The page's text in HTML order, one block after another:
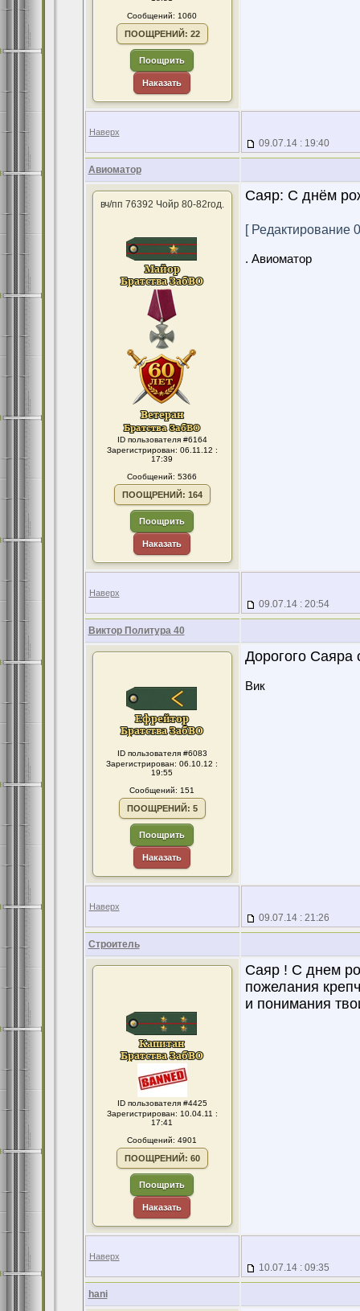
Сообщений: 1060
ПООЩРЕНИЙ: 22
Поощрить
Наказать
Наверх
09.07.14 : 19:40
Авиоматор
вч/пп 76392 Чойр 80-82год.
ID пользователя #6164
Зарегистрирован: 06.11.12 :
17:39
Сообщений: 5366
ПООЩРЕНИЙ: 164
Поощрить
Наказать
Саяр: С днём
[ Редактирование
. Авиоматор
Наверх
09.07.14 : 20:54
Виктор Политура 40
ID пользователя #6083
Зарегистрирован: 06.10.12 :
19:55
Сообщений: 151
ПООЩРЕНИЙ: 5
Поощрить
Наказать
Дорогого
Вик
Наверх
09.07.14 : 21:26
Строитель
ID пользователя #4425
Зарегистрирован: 10.04.11 :
17:41
Сообщений: 4901
ПООЩРЕНИЙ: 60
Поощрить
Наказать
Саяр ! С днем
пожелания
и понимания
Наверх
10.07.14 : 09:35
hani